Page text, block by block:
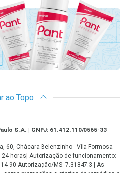
ao Topo
S.A. | CNPJ: 61.412.110/0565-33
60, Chácara Belenzinho - Vila Formosa
24 horas| Autorização de funcionamento:
90 Autorização/MS: 7.31847.3 | As